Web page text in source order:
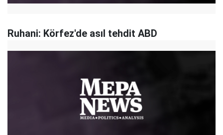
Ruhani: Körfez'de asıl tehdit ABD